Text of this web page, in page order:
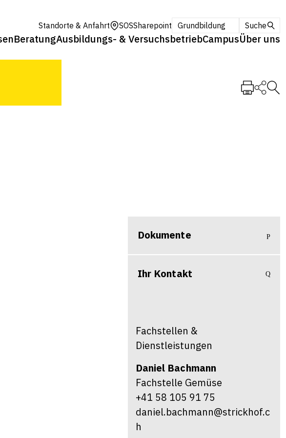
Standorte & Anfahrt SOSSharepoint Grundbildung Suche
BeratungAusbildungs- & VersuchsbetriebCampusÜber uns
Dokumente
Ihr Kontakt
Fachstellen &
Dienstleistungen
Daniel Bachmann
Fachstelle Gemüse
+41 58 105 91 75
daniel.bachmann@strickhof.c
h